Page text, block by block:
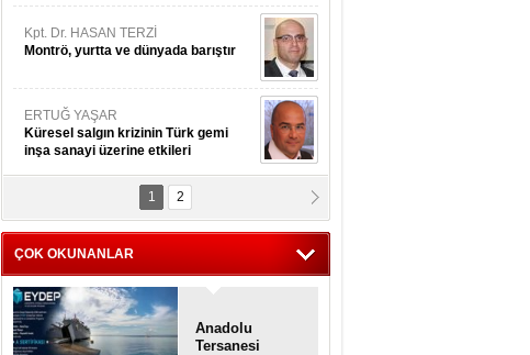
Kpt. Dr. HASAN TERZİ
Montrö, yurtta ve dünyada barıştır
ERTUĞ YAŞAR
Küresel salgın krizinin Türk gemi
inşa sanayi üzerine etkileri
Kpt. MESUT AZMİ GÖKSOY
ithafen...
1 2
ÇOK OKUNANLAR
Anadolu
Tersanesi